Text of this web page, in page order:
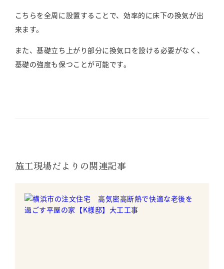
こちらを全周に設置することで、効率的に床下の換気が出
来ます。
また、基礎立ち上がり部分に換気口を設ける必要がなく、
基礎の強度も保つことが可能です。
施工現場だよりの関連記事